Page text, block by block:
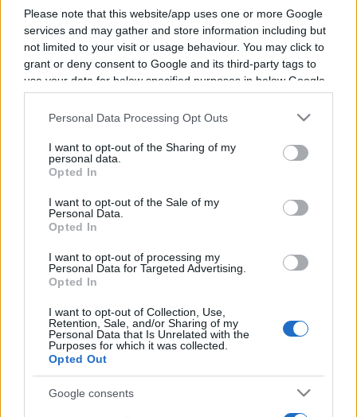
Please note that this website/app uses one or more Google
services and may gather and store information including but
not limited to your visit or usage behaviour. You may click to
grant or deny consent to Google and its third-party tags to
use your data for below specified purposes in below Google
consent section.
Personal Data Processing Opt Outs
I want to opt-out of the Sharing of my
personal data.
Opted In
I want to opt-out of the Sale of my
Personal Data.
Opted In
I want to opt-out of processing my
Personal Data for Targeted Advertising.
Opted In
I want to opt-out of Collection, Use,
Retention, Sale, and/or Sharing of my
Personal Data that Is Unrelated with the
Purposes for which it was collected.
Opted Out
Google consents
Programme TV Rugby>Pro D2> Brive - Colomiers
21h00
Brive Colomiers